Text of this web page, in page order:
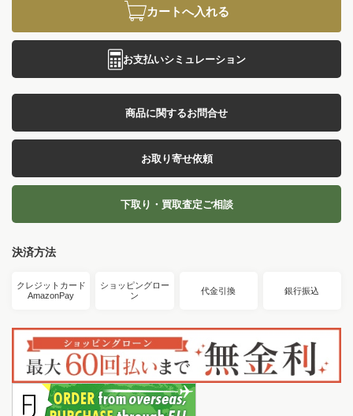
カートへ入れる
お支払いシミュレーション
商品に関するお問合せ
お取り寄せ依頼
下取り・買取査定ご相談
決済方法
クレジットカード
AmazonPay
ショッピングロー
ン
代金引換 銀行振込